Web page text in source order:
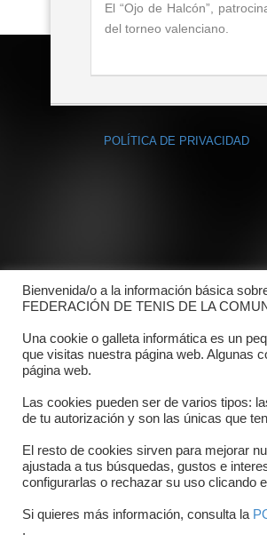
El “Ojo de Halcón”,
del torneo valenciano.
POLÍTICA DE PRIVACIDAD
Copyright © 2025 FTCV
Bienvenida/o a la información básica
FEDERACIÓN DE TENIS DE LA
Una cookie o galleta informática es un
que visitas nuestra página web. Algunas
página web.
Las cookies pueden ser de varios tipos:
de tu autorización y son las únicas que
El resto de cookies sirven para mejorar
ajustada a tus búsquedas, gustos e
configurarlas o rechazar su uso clicando
Si quieres más información, consulta la
.